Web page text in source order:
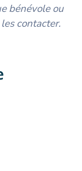
bénévole ou
contacter.